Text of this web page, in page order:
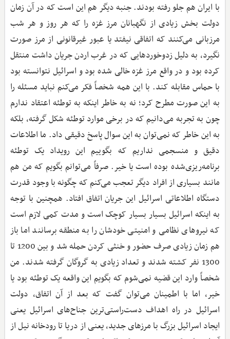
با ایران هم جلو رفته بودند. جنبه دیگر هم این است که در آن زمان
دولت بخش زیادی از نگهبانان مرز غزه را که هر روز و هر شب
مرزبانی می‌کنند که اتفاقی نیفتد یا عبور غیرقانونی از مرز صورت
نگیرد، به دلیل زدوخوردهایی که در غرب اردن جریان داشت منتقل
کرده بود و در واقع مرز غزه خالی شده بود و اسرائیل نتوانسته بود
با حماس مقابله کند. با این همه شخصاً فکر می‌کنم نباید مسئله را
به این صورت مطرح کرد؛ نه به خاطر اینکه به توطئه اعتقاد ندارم
چون به تجربه می‌دانیم که در برخی موارد توطئه شکل گرفته، بلکه
به این خاطر که نمی‌توان به این سوال پاسخ دقیقی داد. ما اطلاعات
دقیق و منسجمی نداریم که بگوییم این رویداد یک توطئه
برنامه‌ریزی‌شده بوده است یا خیر. صرفاً می‌توانم بگویم که من هم
مانند بسیاری از افراد دیگر تعجب می‌کنم که چگونه با وجود قدرت
دستگاه اطلاعاتی اسرائیل این جریان اتفاق افتاد. همچنین با توجه
به اینکه اسرائیل بسیار بسیار کوچک است و مدت کمی لازم است
که نیروهای نظامی و امنیتی خودشان را به منطقه برسانند اما باز
هم زمان زیادی صرف حضور و خنثی کردن حمله شد و بین 1200 تا
1300 نفر کشته شدند و تعداد زیادی به گروگان گرفته شدند. من
شخصاً وارد این قضیه نمی‌شوم که بگویم این واقعه یک توطئه بود یا
خیر، اما با اطمینان می‌توان گفت که بعد از آن اتفاق، دولت
اسرائیل در راه اهداف دست‌راستی‌ترین جناح‌های اسرائیل یعنی‌
ایجاد اسرائیل بزرگ با مرزهای جدید، یعنی از دریا تا رودخانه نیل از